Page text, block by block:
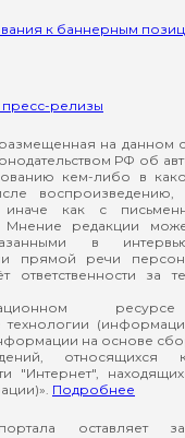
к баннерным
пресс-релизы
на данном
РФ об
кем-либо в
воспроизведению,
как с
Мнение редакции
в
прямой речи
ответственности за
ресурсе
технологии
на основе
относящихся
"Интернет",
Подробнее
портала оставляет